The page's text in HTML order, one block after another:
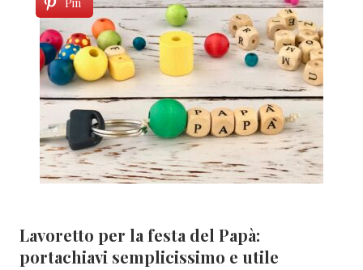
Lavoretto per la festa del Papà:
portachiavi semplicissimo e utile